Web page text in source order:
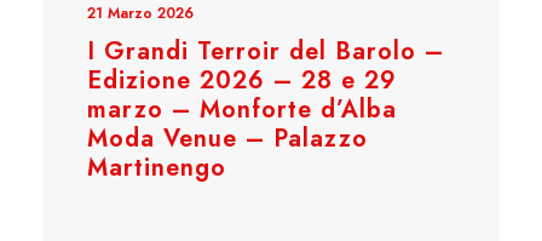
21 Marzo 2026
I Grandi Terroir del Barolo –
Edizione 2026 – 28 e 29
marzo – Monforte d’Alba
Moda Venue – Palazzo
Martinengo